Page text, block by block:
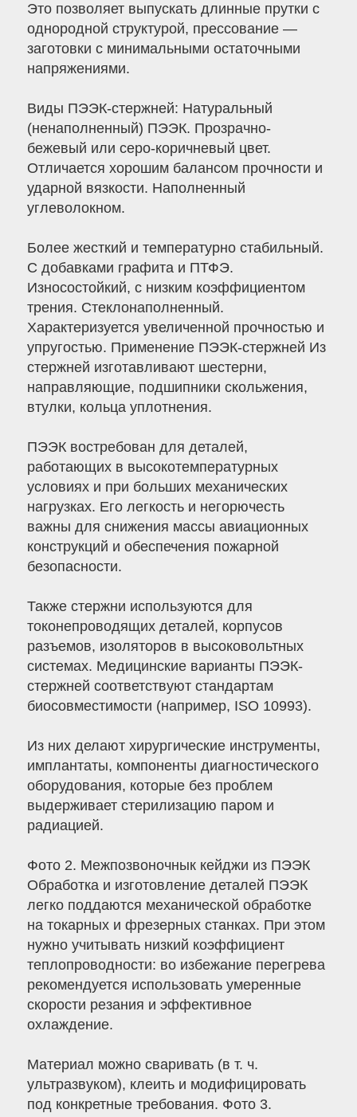
Это позволяет выпускать длинные прутки с
однородной структурой, прессование —
заготовки с минимальными остаточными
напряжениями.
Виды ПЭЭК-стержней: Натуральный
(ненаполненный) ПЭЭК. Прозрачно-
бежевый или серо-коричневый цвет.
Отличается хорошим балансом прочности и
ударной вязкости. Наполненный
углеволокном.
Более жесткий и температурно стабильный.
С добавками графита и ПТФЭ.
Износостойкий, с низким коэффициентом
трения. Стеклонаполненный.
Характеризуется увеличенной прочностью и
упругостью. Применение ПЭЭК-стержней Из
стержней изготавливают шестерни,
направляющие, подшипники скольжения,
втулки, кольца уплотнения.
ПЭЭК востребован для деталей,
работающих в высокотемпературных
условиях и при больших механических
нагрузках. Его легкость и негорючесть
важны для снижения массы авиационных
конструкций и обеспечения пожарной
безопасности.
Также стержни используются для
токонепроводящих деталей, корпусов
разъемов, изоляторов в высоковольтных
системах. Медицинские варианты ПЭЭК-
стержней соответствуют стандартам
биосовместимости (например, ISO 10993).
Из них делают хирургические инструменты,
имплантаты, компоненты диагностического
оборудования, которые без проблем
выдерживает стерилизацию паром и
радиацией.
Фото 2. Межпозвоночнык кейджи из ПЭЭК
Обработка и изготовление деталей ПЭЭК
легко поддаются механической обработке
на токарных и фрезерных станках. При этом
нужно учитывать низкий коэффициент
теплопроводности: во избежание перегрева
рекомендуется использовать умеренные
скорости резания и эффективное
охлаждение.
Материал можно сваривать (в т. ч.
ультразвуком), клеить и модифицировать
под конкретные требования. Фото 3.